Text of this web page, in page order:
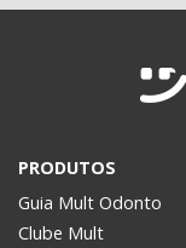
PRODUTOS
Guia Mult Odonto
Clube Mult